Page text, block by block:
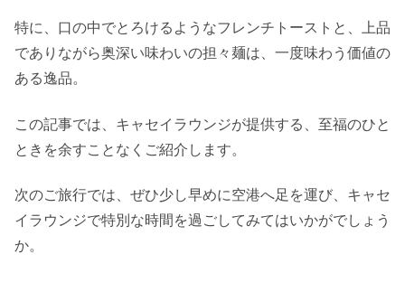
特に、口の中でとろけるようなフレンチトーストと、上品
でありながら奥深い味わいの担々麺は、一度味わう価値の
ある逸品。
この記事では、キャセイラウンジが提供する、至福のひと
ときを余すことなくご紹介します。
次のご旅行では、ぜひ少し早めに空港へ足を運び、キャセ
イラウンジで特別な時間を過ごしてみてはいかがでしょう
か。